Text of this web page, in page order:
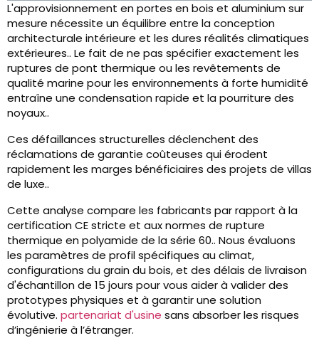
L'approvisionnement en portes en bois et aluminium sur
mesure nécessite un équilibre entre la conception
architecturale intérieure et les dures réalités climatiques
extérieures.. Le fait de ne pas spécifier exactement les
ruptures de pont thermique ou les revêtements de
qualité marine pour les environnements à forte humidité
entraîne une condensation rapide et la pourriture des
noyaux..
Ces défaillances structurelles déclenchent des
réclamations de garantie coûteuses qui érodent
rapidement les marges bénéficiaires des projets de villas
de luxe..
Cette analyse compare les fabricants par rapport à la
certification CE stricte et aux normes de rupture
thermique en polyamide de la série 60.. Nous évaluons
les paramètres de profil spécifiques au climat,
configurations du grain du bois, et des délais de livraison
d'échantillon de 15 jours pour vous aider à valider des
prototypes physiques et à garantir une solution
évolutive. partenariat d'usine sans absorber les risques
d’ingénierie à l’étranger.